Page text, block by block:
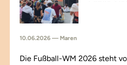
10.06.2026 — Maren
Die Fußball-WM 2026 steht